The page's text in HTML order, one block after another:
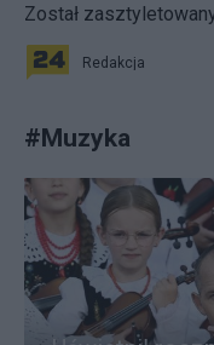
Został
Redakcja
#Muzyka